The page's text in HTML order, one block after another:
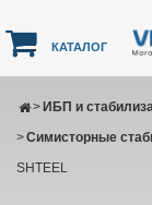
КАТАЛОГ
ИБП и
>
Симисторные
>
SHTEEL